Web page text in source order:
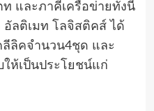
และภาคีเครือข่ายทั้งนี้
ลติเมท โลจิสติคส์ ได้
ลีลิคจำนวน4ชุด และ
ให้เป็นประโยชน์แก่